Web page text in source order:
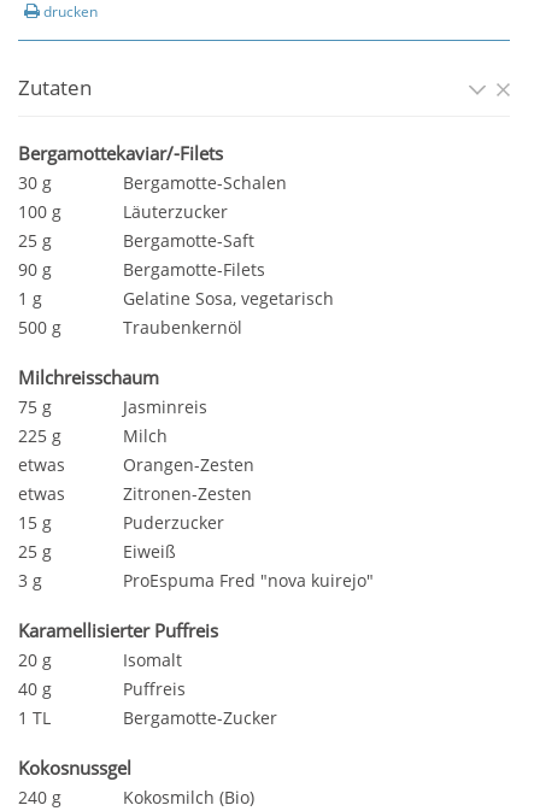
drucken
Zutaten
Bergamottekaviar/-Filets
30 g
Bergamotte-Schalen
100 g
Läuterzucker
25 g
Bergamotte-Saft
90 g
Bergamotte-Filets
1 g
Gelatine Sosa, vegetarisch
500 g
Traubenkernöl
Milchreisschaum
75 g
Jasminreis
225 g
Milch
etwas
Orangen-Zesten
etwas
Zitronen-Zesten
15 g
Puderzucker
25 g
Eiweiß
3 g
ProEspuma Fred "nova kuirejo"
Karamellisierter Puffreis
20 g
Isomalt
40 g
Puffreis
1 TL
Bergamotte-Zucker
Kokosnussgel
240 g
Kokosmilch (Bio)